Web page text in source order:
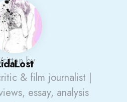
by
& film journalist |
essay, analysis